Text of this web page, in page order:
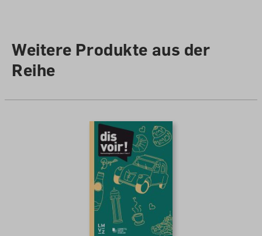
Autoren /
Illustratoren
Weitere Produkte aus der
Reihe